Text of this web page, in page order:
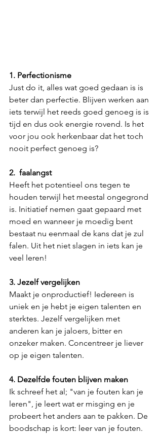
1. Perfectionisme
Just do it, alles wat goed gedaan is is
beter dan perfectie. Blijven werken aan
iets terwijl het reeds goed genoeg is is
tijd en dus ook energie rovend. Is het
voor jou ook herkenbaar dat het toch
nooit perfect genoeg is?
2.  faalangst
Heeft het potentieel ons tegen te
houden terwijl het meestal ongegrond
is. Initiatief nemen gaat gepaard met
moed en wanneer je moedig bent
bestaat nu eenmaal de kans dat je zul
falen. Uit het niet slagen in iets kan je
veel leren!
3. Jezelf vergelijken
Maakt je onproductief! Iedereen is
uniek en je hebt je eigen talenten en
sterktes. Jezelf vergelijken met
anderen kan je jaloers, bitter en
onzeker maken. Concentreer je liever
op je eigen talenten.
4. Dezelfde fouten blijven maken
Ik schreef het al; "van je fouten kan je
leren", je leert wat er misging en je
probeert het anders aan te pakken. De
boodschap is kort: leer van je fouten.